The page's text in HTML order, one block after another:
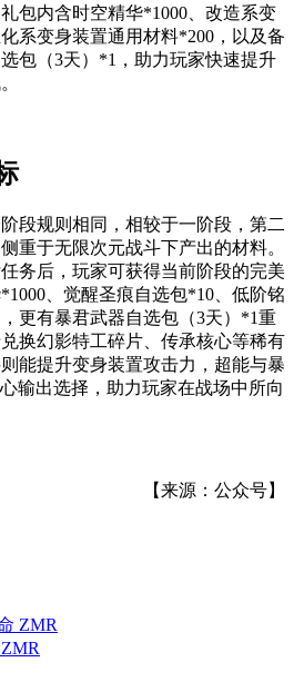
包内含时空精华*1000、改造系变
系变身装置通用材料*200，以及备
包（3天）*1，助力玩家快速提升
段规则相同，相较于一阶段，第二
重于无限次元战斗下产出的材料。
务后，玩家可获得当前阶段的完美
、觉醒圣痕自选包*10、低阶铭
更有暴君武器自选包（3天）*1重
换幻影特工碎片、传承核心等稀有
能提升变身装置攻击力，超能与暴
输出选择，助力玩家在战场中所向
【来源：公众号】